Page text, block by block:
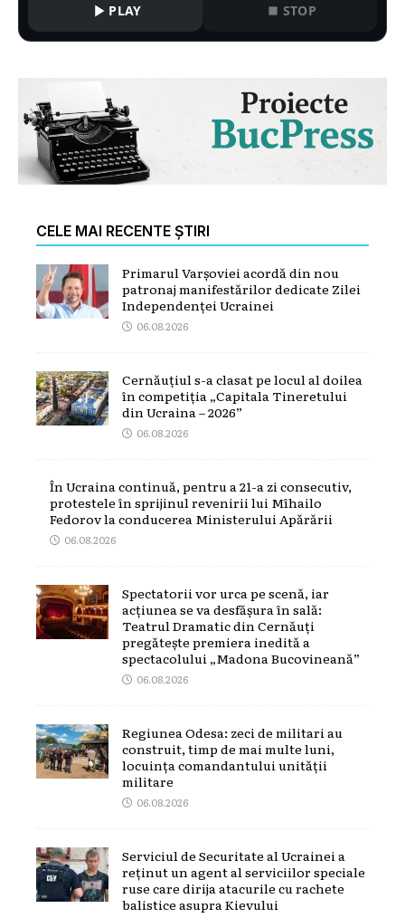
PLAY STOP
CELE MAI RECENTE ȘTIRI
Primarul Varșoviei acordă din nou
patronaj manifestărilor dedicate Zilei
Independenței Ucrainei
06.08.2026
Cernăuțiul s-a clasat pe locul al doilea
în competiția „Capitala Tineretului
din Ucraina – 2026”
06.08.2026
În Ucraina continuă, pentru a 21-a zi consecutiv,
protestele în sprijinul revenirii lui Mîhailo
Fedorov la conducerea Ministerului Apărării
06.08.2026
Spectatorii vor urca pe scenă, iar
acțiunea se va desfășura în sală:
Teatrul Dramatic din Cernăuți
pregătește premiera inedită a
spectacolului „Madona Bucovineană”
06.08.2026
Regiunea Odesa: zeci de militari au
construit, timp de mai multe luni,
locuința comandantului unității
militare
06.08.2026
Serviciul de Securitate al Ucrainei a
reținut un agent al serviciilor speciale
ruse care dirija atacurile cu rachete
balistice asupra Kievului